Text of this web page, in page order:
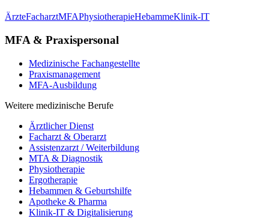
ÄrzteFacharztMFAPhysiotherapieHebammeKlinik-IT
MFA & Praxispersonal
Medizinische Fachangestellte
Praxismanagement
MFA-Ausbildung
Weitere medizinische Berufe
Ärztlicher Dienst
Facharzt & Oberarzt
Assistenzarzt / Weiterbildung
MTA & Diagnostik
Physiotherapie
Ergotherapie
Hebammen & Geburtshilfe
Apotheke & Pharma
Klinik-IT & Digitalisierung